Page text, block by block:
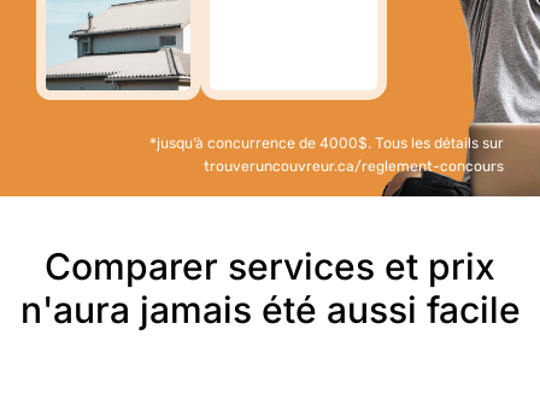
*jusqu’à concurrence de 4000$. Tous les détails sur
trouveruncouvreur.ca/reglement-concours
Comparer services et prix
n'aura jamais été aussi facile